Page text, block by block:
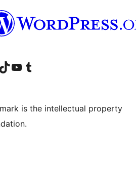
accountaccount
our TikTok account
Visit our YouTube channel
Visit our Tumblr account
is the intellectual property